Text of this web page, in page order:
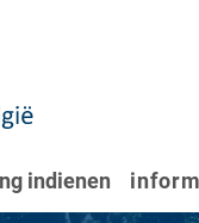
indienen